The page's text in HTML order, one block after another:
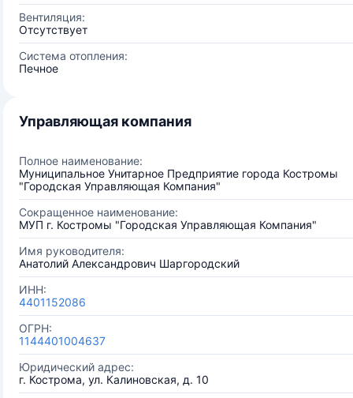
Вентиляция:
Отсутствует
Система отопления:
Печное
Управляющая компания
Полное наименование:
Муниципальное Унитарное Предприятие города Костромы
"Городская Управляющая Компания"
Сокращенное наименование:
МУП г. Костромы "Городская Управляющая Компания"
Имя руководителя:
Анатолий Александрович Шаргородский
ИНН:
4401152086
ОГРН:
1144401004637
Юридический адрес:
г. Кострома, ул. Калиновская, д. 10